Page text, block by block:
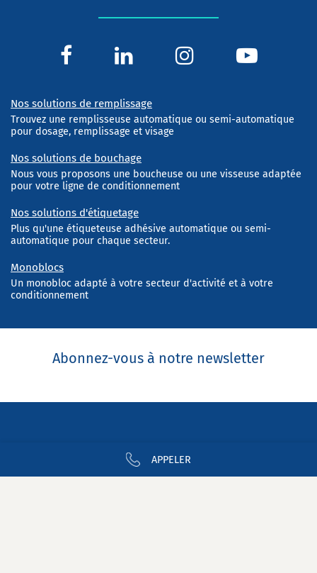
APPELER
Nos solutions de remplissage
Trouvez une remplisseuse automatique ou semi-automatique
pour dosage, remplissage et visage
Nos solutions de bouchage
Nous vous proposons une boucheuse ou une visseuse adaptée
pour votre ligne de conditionnement
Nos solutions d'étiquetage
Plus qu'une étiqueteuse adhésive automatique ou semi-
automatique pour chaque secteur.
Monoblocs
Un monobloc adapté à votre secteur d'activité et à votre
conditionnement
Abonnez-vous à notre newsletter